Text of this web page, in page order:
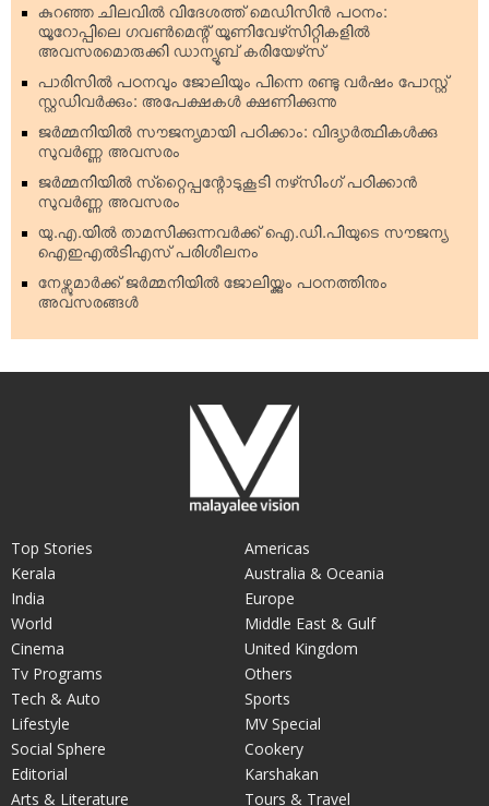
കുറഞ്ഞ ചിലവില്‍ വിദേശത്ത് മെഡിസിന്‍ പഠനം:
യൂറോപ്പിലെ ഗവണ്‍മെന്റ് യൂണിവേഴ്‌സിറ്റികളില്‍
അവസരമൊരുക്കി ഡാന്യൂബ് കരിയേഴ്‌സ്
പാരിസില്‍ പഠനവും ജോലിയും പിന്നെ രണ്ടു വര്‍ഷം പോസ്റ്റ്
സ്റ്റഡിവര്‍ക്കും: അപേക്ഷകള്‍ ക്ഷണിക്കുന്നു
ജര്‍മ്മനിയില്‍ സൗജന്യമായി പഠിക്കാം: വിദ്യാര്‍ത്ഥികള്‍ക്കു
സുവര്‍ണ്ണ അവസരം
ജര്‍മ്മനിയില്‍ സ്‌റ്റൈപ്പന്റോടുകൂടി നഴ്‌സിംഗ് പഠിക്കാന്‍
സുവര്‍ണ്ണ അവസരം
യു.എ.യില്‍ താമസിക്കുന്നവര്‍ക്ക് ഐ.ഡി.പിയുടെ സൗജന്യ
ഐഇഎല്‍ടിഎസ് പരിശീലനം
നേഴ്സുമാര്‍ക്ക് ജര്‍മ്മനിയില്‍ ജോലിയ്ക്കും പഠനത്തിനും
അവസരങ്ങള്‍
Top Stories
Kerala
India
World
Cinema
Tv Programs
Tech & Auto
Americas
Australia & Oceania
Europe
Middle East & Gulf
United Kingdom
Others
Sports
Lifestyle
Social Sphere
Editorial
Arts & Literature
MV Special
Cookery
Karshakan
Tours & Travel